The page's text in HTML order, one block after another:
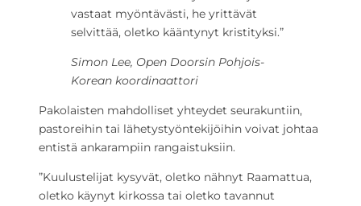
vastaat myöntävästi, he yrittävät
selvittää, oletko kääntynyt kristityksi.”
Simon Lee, Open Doorsin Pohjois-
Korean koordinaattori
Pakolaisten mahdolliset yhteydet seurakuntiin,
pastoreihin tai lähetystyöntekijöihin voivat johtaa
entistä ankarampiin rangaistuksiin.
”Kuulustelijat kysyvät, oletko nähnyt Raamattua,
oletko käynyt kirkossa tai oletko tavannut